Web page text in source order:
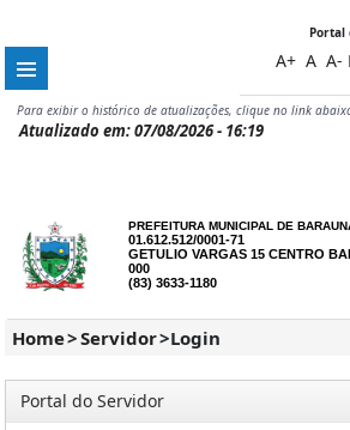
Portal
A+ A A-
Para exibir o histórico de atualizações, clique no link
Atualizado em: 07/08/2026 - 16:19
PREFEITURA MUNICIPAL DE
01.612.512/0001-71
GETULIO VARGAS 15 CENTRO
000
(83) 3633-1180
Home>Servidor>Login
Portal do Servidor